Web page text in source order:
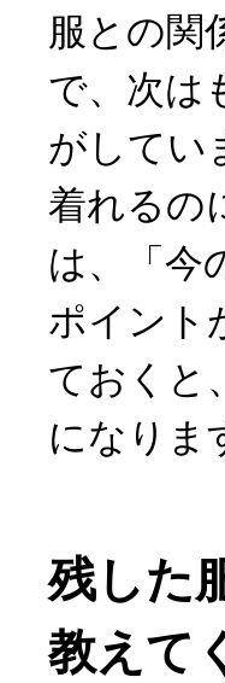
服との関
で、次は
がしてい
着れるの
は、「今
ポイント
ておくと
になりま
残した
教えて